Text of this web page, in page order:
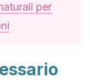
per